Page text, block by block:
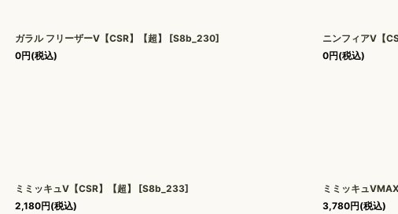
ガラル フリーザーV【CSR】【超】 [S8b_230]
0円(税込)
ニンフィアV【
0円(税込)
ミミッキュV【CSR】【超】 [S8b_233]
2,180円(税込)
ミミッキュ
3,780円(税込)